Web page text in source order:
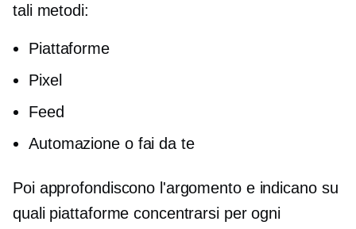
tali metodi:
Piattaforme
Pixel
Feed
Automazione o fai da te
Poi approfondiscono l'argomento e indicano su
quali piattaforme concentrarsi per ogni